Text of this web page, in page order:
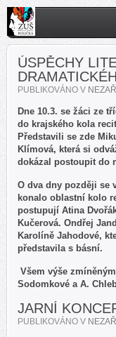
ÚSPĚCHY
PUBLIKOVÁNO V
Dne 10.3. se žáci ze
do krajského kola
Představili se zde
Klímová, která si
dokázal postoupit do
O dva dny později se
konalo oblastní kolo
postupují Atina
Kučerová. Ondřej
Karolíně Jahodové,
představila s básní.
Všem výše
Sodomkové a A.
JARNÍ
PUBLIKOVÁNO V